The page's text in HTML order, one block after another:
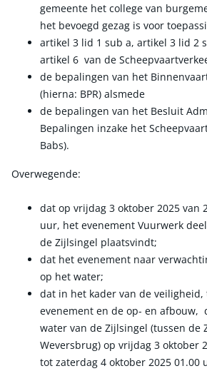
gemeente het college van
het bevoegd gezag is voor
artikel 3 lid 1 sub a, artikel 3 lid 2
artikel 6 van de
de bepalingen van het
(hierna: BPR) alsmede
de bepalingen van het Besluit
Bepalingen inzake het
Babs).
Overwegende:
dat op vrijdag 3 oktober 2025 van
uur, het evenement Vuurwerk
de Zijlsingel plaatsvindt;
dat het evenement naar
op het water;
dat in het kader van de
evenement en de op- en afbouw,
water van de Zijlsingel (tussen de
Weversbrug) op vrijdag 3 oktober
tot zaterdag 4 oktober 2025 01.00